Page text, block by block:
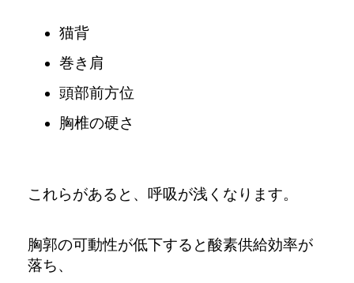
猫背
巻き肩
頭部前方位
胸椎の硬さ
これらがあると、呼吸が浅くなります。
胸郭の可動性が低下すると酸素供給効率が
落ち、